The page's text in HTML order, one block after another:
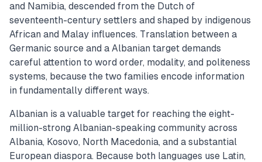
and Namibia, descended from the Dutch of
seventeenth-century settlers and shaped by indigenous
African and Malay influences. Translation between a
Germanic source and a Albanian target demands
careful attention to word order, modality, and politeness
systems, because the two families encode information
in fundamentally different ways.
Albanian is a valuable target for reaching the eight-
million-strong Albanian-speaking community across
Albania, Kosovo, North Macedonia, and a substantial
European diaspora. Because both languages use Latin,